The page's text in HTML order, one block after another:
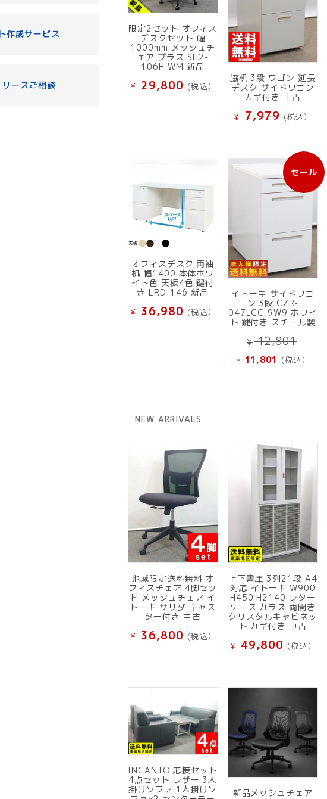
作成サービス
ースご相談
限定2セット オフィス
デスクセット 幅
1000mm メッシュチ
ェア プラス SH2-
106H WM 新品
¥ 29,800 (税込）
脇机 3段 ワゴン 延長
デスク サイドワゴン
カギ付き 中古
¥ 7,979 (税込）
オフィスデスク 両袖
机 幅1400 本体ホワ
イト色 天板4色 鍵付
き LRD-146 新品
¥ 36,980 (税込）
セール
販
売
中
品
イトーキ サイドワゴ
ン 3段 CZR-
047LCC-9W9 ホワイ
ト 鍵付き スチール製
¥12,801
の
価
た。
¥ 11,801 現
で
す。
(税込）
NEW ARRIVALS
地域限定送料無料 オ
フィスチェア 4脚セッ
ト メッシュチェア イ
トーキ サリダ キャス
ター付き 中古
¥ 36,800 (税込）
上下書庫 3列21段 A4
対応 イトーキ W900
H450 H2140 レター
ケース ガラス 両開き
クリスタルキャビネッ
ト カギ付き 中古
¥ 49,800 (税込）
INCANTO 応接セット
4点セット レザー 3人
掛けソファ 1人掛けソ
新品メッシュチェア